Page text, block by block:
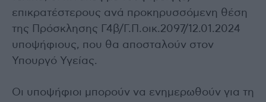
επικρατέστερους ανά προκηρυσσόμενη θέση
της Πρόσκλησης Γ4β/Γ.Π.οικ.2097/12.01.2024
υποψήφιους, που θα αποσταλούν στον
Υπουργό Υγείας.
Οι υποψήφιοι μπορούν να ενημερωθούν για τη